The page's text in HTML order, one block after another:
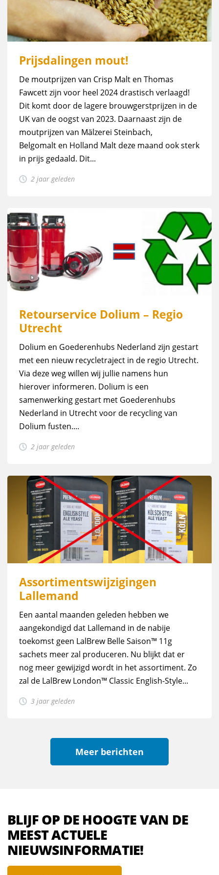
Prijsdalingen mout!
De moutprijzen van Crisp Malt en Thomas
Fawcett zijn voor heel 2024 drastisch verlaagd!
Dit komt door de lagere brouwgerstprijzen in de
UK van de oogst van 2023. Daarnaast zijn de
moutprijzen van Mälzerei Steinbach,
Belgomalt en Holland Malt deze maand ook sterk
in prijs gedaald. Dit...
2 jaar geleden
Retourservice Dolium – Regio
Utrecht
Dolium en Goederenhubs Nederland zijn gestart
met een nieuw recycletraject in de regio Utrecht.
Via deze weg willen wij jullie namens hun
hierover informeren. Dolium is een
samenwerking gestart met Goederenhubs
Nederland in Utrecht voor de recycling van
Dolium fusten....
2 jaar geleden
Assortimentswijzigingen
Lallemand
Een aantal maanden geleden hebben we
aangekondigd dat Lallemand in de nabije
toekomst geen LalBrew Belle Saison™ 11g
sachets meer zal produceren. Nu blijkt dat er
nog meer gewijzigd wordt in het assortiment. Zo
zal de LalBrew London™ Classic English-Style...
3 jaar geleden
Meer berichten
BLIJF OP DE HOOGTE VAN DE
MEEST ACTUELE
NIEUWSINFORMATIE!